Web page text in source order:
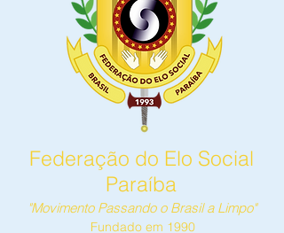
Federação do Elo Social
Paraíba
"Movimento Passando o Brasil a Limpo"
Fundado em 1990